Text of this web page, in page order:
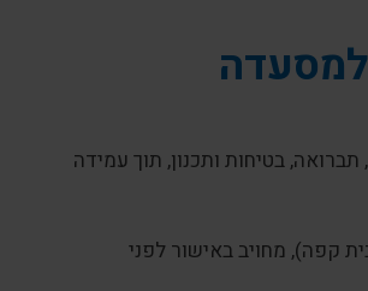
בטיחות ותכנון, תוך עמידה
קפה), מחויב באישור לפני